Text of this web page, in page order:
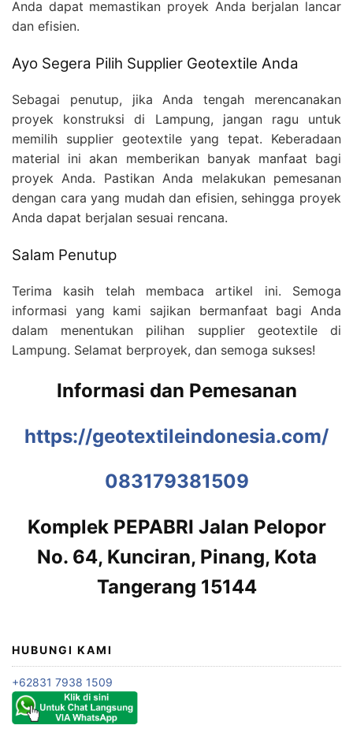
Anda dapat memastikan proyek Anda berjalan lancar
dan efisien.
Ayo Segera Pilih Supplier Geotextile Anda
Sebagai penutup, jika Anda tengah merencanakan
proyek konstruksi di Lampung, jangan ragu untuk
memilih supplier geotextile yang tepat. Keberadaan
material ini akan memberikan banyak manfaat bagi
proyek Anda. Pastikan Anda melakukan pemesanan
dengan cara yang mudah dan efisien, sehingga proyek
Anda dapat berjalan sesuai rencana.
Salam Penutup
Terima kasih telah membaca artikel ini. Semoga
informasi yang kami sajikan bermanfaat bagi Anda
dalam menentukan pilihan supplier geotextile di
Lampung. Selamat berproyek, dan semoga sukses!
Informasi dan Pemesanan
https://geotextileindonesia.com/
083179381509
Komplek PEPABRI Jalan Pelopor
No. 64, Kunciran, Pinang, Kota
Tangerang 15144
HUBUNGI KAMI
+62831 7938 1509